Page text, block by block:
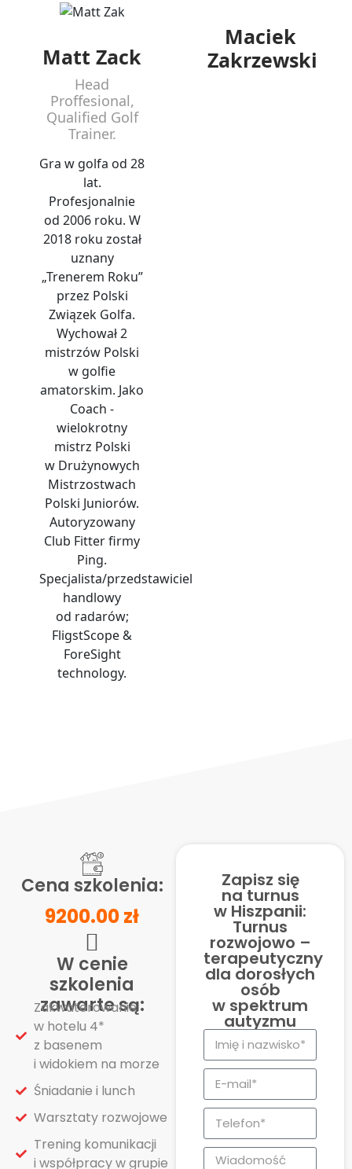
Matt Zack
Head
Proffesional,
Qualified Golf
Trainer.
Gra w golfa od 28
lat.
Profesjonalnie
od 2006 roku. W
2018 roku został
uznany
„Trenerem Roku”
przez Polski
Związek Golfa.
Wychował 2
mistrzów Polski
w golfie
amatorskim. Jako
Coach -
wielokrotny
mistrz Polski
w Drużynowych
Mistrzostwach
Polski Juniorów.
Autoryzowany
Club Fitter firmy
Ping.
Specjalista/przedstawiciel
handlowy
od radarów;
FligstScope &
ForeSight
technology.
Maciek
Zakrzewski
Cena szkolenia:
9200.00 zł
W cenie
szkolenia
zawarte są:
Zakwaterowanie
w hotelu 4*
z basenem
i widokiem na morze
Śniadanie i lunch
Warsztaty rozwojowe
Trening komunikacji
i współpracy w grupie
Zapisz się
na turnus
w Hiszpanii:
Turnus
rozwojowo –
terapeutyczny
dla dorosłych
osób
w spektrum
autyzmu